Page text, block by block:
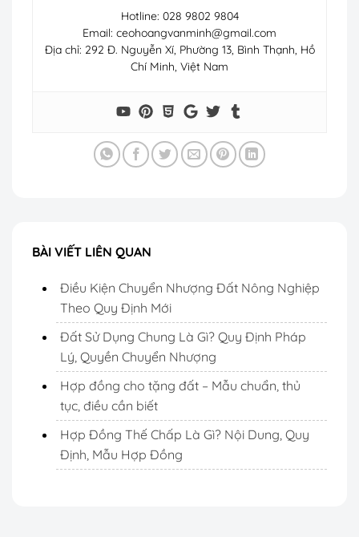
Hotline: 028 9802 9804
Email: ceohoangvanminh@gmail.com
Địa chỉ: 292 Đ. Nguyễn Xí, Phường 13, Bình Thạnh, Hồ
Chí Minh, Việt Nam
BÀI VIẾT LIÊN QUAN
Điều Kiện Chuyển Nhượng Đất Nông Nghiệp
Theo Quy Định Mới
Đất Sử Dụng Chung Là Gì? Quy Định Pháp
Lý, Quyền Chuyển Nhượng
Hợp đồng cho tặng đất – Mẫu chuẩn, thủ
tục, điều cần biết
Hợp Đồng Thế Chấp Là Gì? Nội Dung, Quy
Định, Mẫu Hợp Đồng